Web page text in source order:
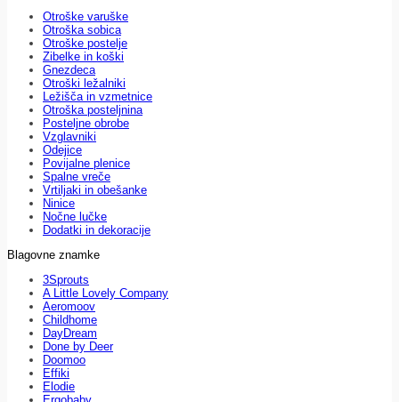
Otroške varuške
Otroška sobica
Otroške postelje
Zibelke in koški
Gnezdeca
Otroški ležalniki
Ležišča in vzmetnice
Otroška posteljnina
Posteljne obrobe
Vzglavniki
Odejice
Povijalne plenice
Spalne vreče
Vrtiljaki in obešanke
Ninice
Nočne lučke
Dodatki in dekoracije
Blagovne znamke
3Sprouts
A Little Lovely Company
Aeromoov
Childhome
DayDream
Done by Deer
Doomoo
Effiki
Elodie